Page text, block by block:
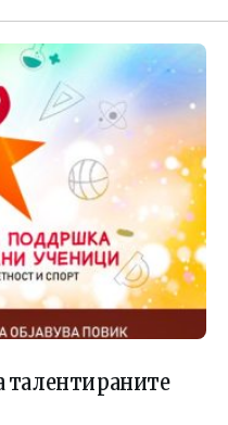
талентираните